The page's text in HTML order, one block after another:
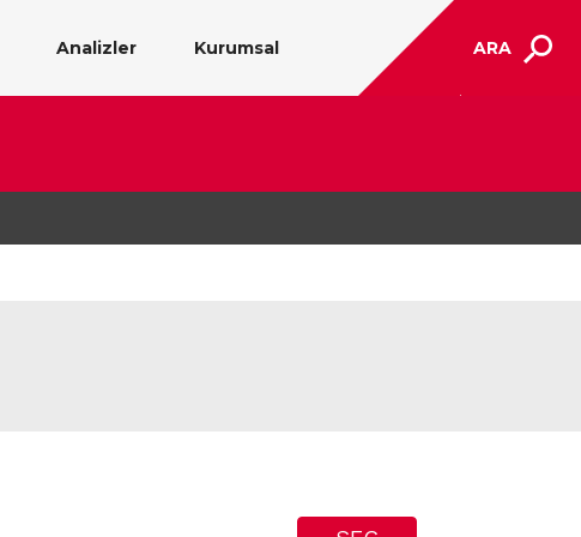
Analizler Kurumsal ARA